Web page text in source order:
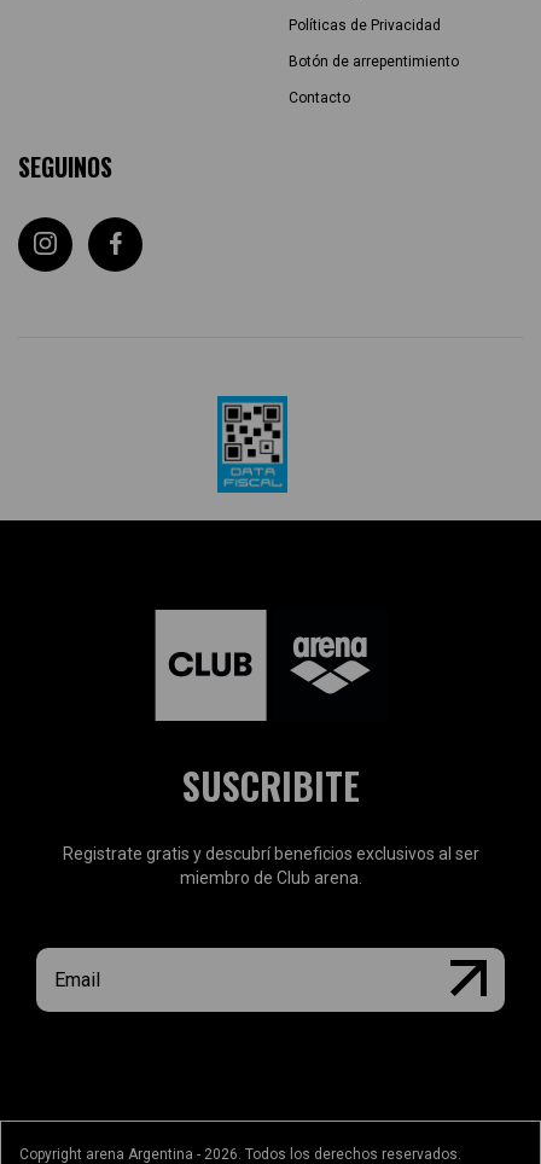
Políticas de Privacidad
Botón de arrepentimiento
Contacto
SEGUINOS
SUSCRIBITE
Registrate gratis y descubrí beneficios exclusivos al ser
miembro de Club arena.
Copyright arena Argentina - 2026. Todos los derechos reservados.